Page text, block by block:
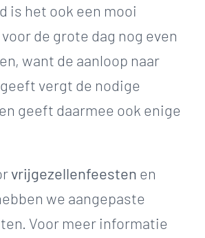
is het ook een mooi
de grote dag nog even
want de aanloop naar
vergt de nodige
geeft daarmee ook enige
vrijgezellenfeesten en
we aangepaste
Voor meer informatie